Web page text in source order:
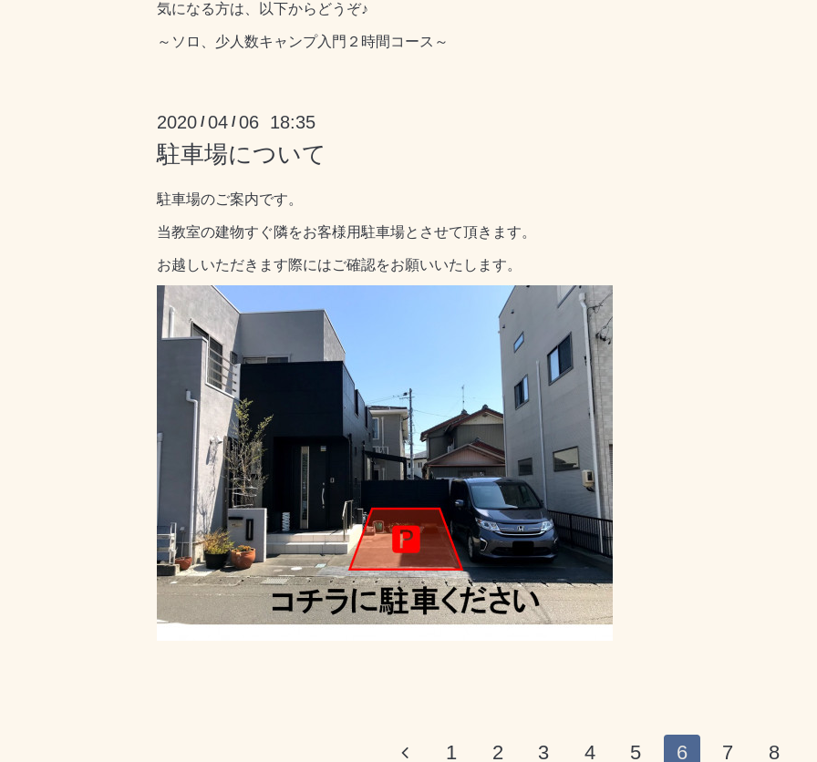
気になる方は、以下からどうぞ♪
～ソロ、少人数キャンプ入門２時間コース～
2020 /04 /06 18:35
駐車場について
駐車場のご案内です。
当教室の建物すぐ隣をお客様用駐車場とさせて頂きます。
お越しいただきます際にはご確認をお願いいたします。
1 2 3 4 5 6 7 8